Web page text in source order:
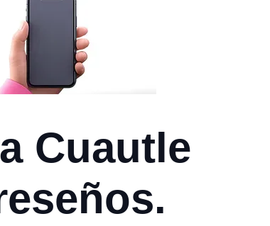
Cuautle